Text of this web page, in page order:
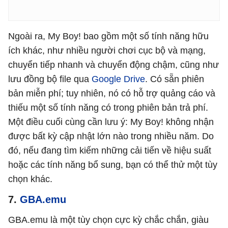
Ngoài ra, My Boy! bao gồm một số tính năng hữu
ích khác, như nhiều người chơi cục bộ và mạng,
chuyển tiếp nhanh và chuyển động chậm, cũng như
lưu đồng bộ file qua Google Drive. Có sẵn phiên
bản miễn phí; tuy nhiên, nó có hỗ trợ quảng cáo và
thiếu một số tính năng có trong phiên bản trả phí.
Một điều cuối cùng cần lưu ý: My Boy! không nhận
được bất kỳ cập nhật lớn nào trong nhiều năm. Do
đó, nếu đang tìm kiếm những cải tiến về hiệu suất
hoặc các tính năng bổ sung, bạn có thể thử một tùy
chọn khác.
7. GBA.emu
GBA.emu là một tùy chọn cực kỳ chắc chắn, giàu